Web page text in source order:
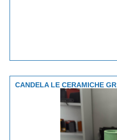
CANDELA LE CERAMICHE